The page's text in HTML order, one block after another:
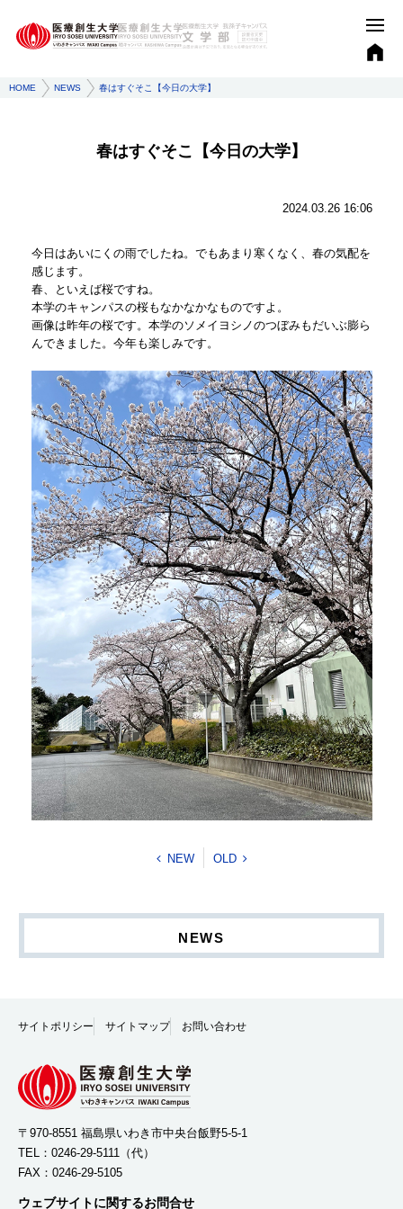
HOME NEWS 春はすぐそこ【今日の大学】
春はすぐそこ【今日の大学】
2024.03.26 16:06
今日はあいにくの雨でしたね。でもあまり寒くなく、春の気配を
感じます。
春、といえば桜ですね。
本学のキャンパスの桜もなかなかなものですよ。
画像は昨年の桜です。本学のソメイヨシノのつぼみもだいぶ膨ら
んできました。今年も楽しみです。
NEW OLD
NEWS
サイトポリシー サイトマップ お問い合わせ
〒970-8551 福島県いわき市中央台飯野5-5-1
TEL： 0246-29-5111 （代）
FAX：0246-29-5105
ウェブサイトに関するお問合せ